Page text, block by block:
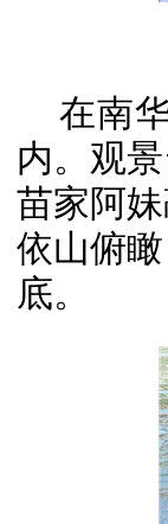
在南
内。观
苗家阿
依山俯
底。